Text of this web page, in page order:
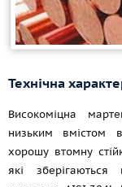
Технічна
Високоміцна
низьким вмістом
хорошу втомну
які зберігаються